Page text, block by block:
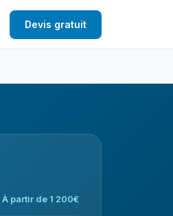
Devis gratuit
À partir de 1 200€